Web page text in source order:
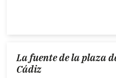
La fuente de la plaza
Cádiz